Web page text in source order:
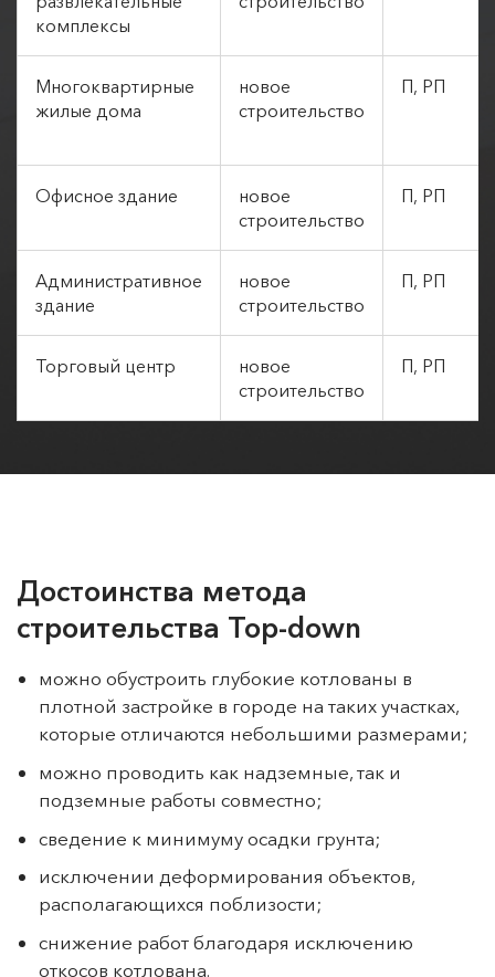
Торгово-
развлекательные
комплексы
строительство
жилые дома
строительство
Офисное здание
новое
строительство
П, РП
Административное
здание
новое
строительство
П, РП
Торговый центр
новое
П, РП
Достоинства метода
строительства Top-down
можно обустроить глубокие котлованы в
плотной застройке в городе на таких участках,
которые отличаются небольшими размерами;
можно проводить как надземные, так и
сведение к минимуму осадки грунта;
исключении деформирования объектов,
располагающихся поблизости;